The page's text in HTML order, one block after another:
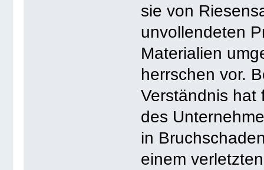
sie von
unvollendeten
Materialien
herrschen vor.
Verständnis hat
des
in
einem